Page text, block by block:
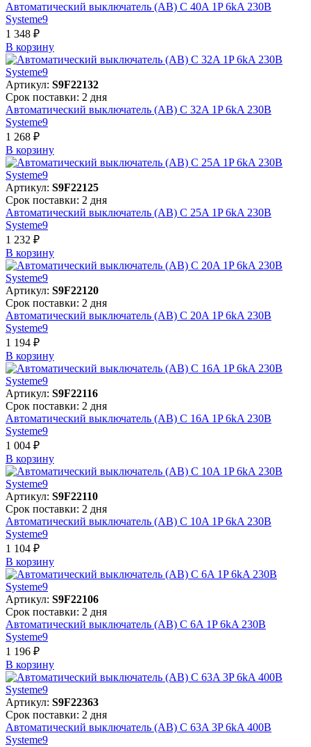
Автоматический выключатель (АВ) C 40A 1P 6kA 230В
Systeme9
1 348 ₽
В корзинy
Артикул: S9F22132
Срок поставки: 2 дня
Автоматический выключатель (АВ) C 32A 1P 6kA 230В
Systeme9
1 268 ₽
В корзинy
Артикул: S9F22125
Срок поставки: 2 дня
Автоматический выключатель (АВ) C 25A 1P 6kA 230В
Systeme9
1 232 ₽
В корзинy
Артикул: S9F22120
Срок поставки: 2 дня
Автоматический выключатель (АВ) C 20A 1P 6kA 230В
Systeme9
1 194 ₽
В корзинy
Артикул: S9F22116
Срок поставки: 2 дня
Автоматический выключатель (АВ) C 16A 1P 6kA 230В
Systeme9
1 004 ₽
В корзинy
Артикул: S9F22110
Срок поставки: 2 дня
Автоматический выключатель (АВ) C 10A 1P 6kA 230В
Systeme9
1 104 ₽
В корзинy
Артикул: S9F22106
Срок поставки: 2 дня
Автоматический выключатель (АВ) C 6A 1P 6kA 230В
Systeme9
1 196 ₽
В корзинy
Артикул: S9F22363
Срок поставки: 2 дня
Автоматический выключатель (АВ) C 63A 3P 6kA 400В
Systeme9